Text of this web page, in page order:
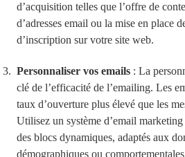
d’acquisition telles que l’offre de
d’adresses email ou la mise en place
d’inscription sur votre site web.
Personnaliser vos emails : La
clé de l’efficacité de l’emailing. Les
taux d’ouverture plus élevé que les
Utilisez un système d’email
des blocs dynamiques, adaptés aux
démographiques ou